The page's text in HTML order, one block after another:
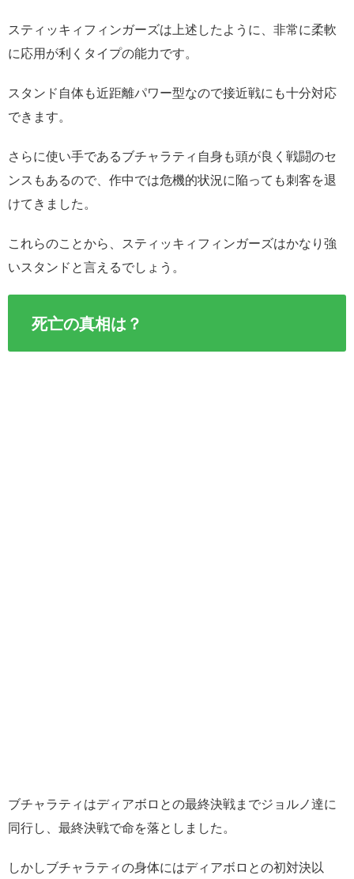
スティッキィフィンガーズは上述したように、非常に柔軟
に応用が利くタイプの能力です。
スタンド自体も近距離パワー型なので接近戦にも十分対応
できます。
さらに使い手であるブチャラティ自身も頭が良く戦闘のセ
ンスもあるので、作中では危機的状況に陥っても刺客を退
けてきました。
これらのことから、スティッキィフィンガーズはかなり強
いスタンドと言えるでしょう。
死亡の真相は？
ブチャラティはディアボロとの最終決戦までジョルノ達に
同行し、最終決戦で命を落としました。
しかしブチャラティの身体にはディアボロとの初対決以